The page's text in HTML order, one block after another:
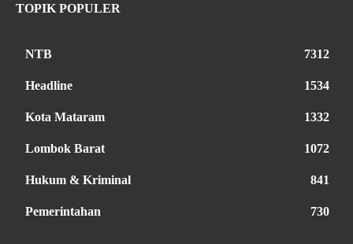
TOPIK POPULER
NTB 7312
Headline 1534
Kota Mataram 1332
Lombok Barat 1072
Hukum & Kriminal 841
Pemerintahan 730